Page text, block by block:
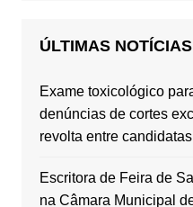
ÚLTIMAS NOTÍCIAS
Exame toxicológico
denúncias de cortes
revolta entre candidatas
Escritora de Feira de
na Câmara Municipal